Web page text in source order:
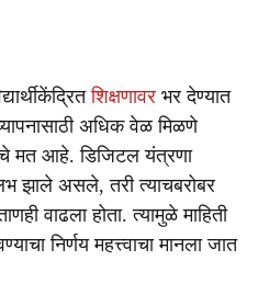
शिक्षणावर भर देण्यात
अधिक वेळ मिळणे
मत आहे. डिजिटल यंत्रणा
झाले असले, तरी त्याचबरोबर
वाढला होता. त्यामुळे माहिती
निर्णय महत्त्वाचा मानला जात